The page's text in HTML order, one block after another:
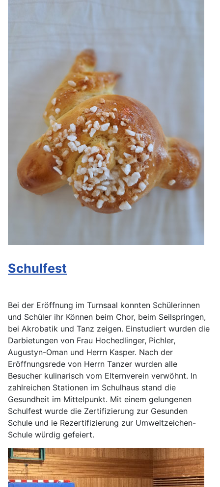
Schulfest
Bei der Eröffnung im Turnsaal konnten Schülerinnen
und Schüler ihr Können beim Chor, beim Seilspringen,
bei Akrobatik und Tanz zeigen. Einstudiert wurden die
Darbietungen von Frau Hochedlinger, Pichler,
Augustyn-Oman und Herrn Kasper. Nach der
Eröffnungsrede von Herrn Tanzer wurden alle
Besucher kulinarisch vom Elternverein verwöhnt. In
zahlreichen Stationen im Schulhaus stand die
Gesundheit im Mittelpunkt. Mit einem gelungenen
Schulfest wurde die Zertifizierung zur Gesunden
Schule und ie Rezertifizierung zur Umweltzeichen-
Schule würdig gefeiert.